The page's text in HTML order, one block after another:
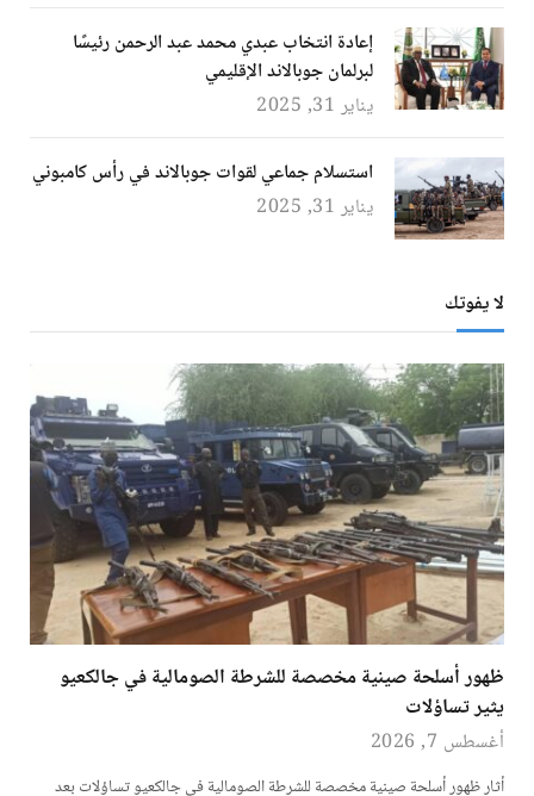
إعادة انتخاب عبدي محمد عبد الرحمن رئيسًا
لبرلمان جوبالاند الإقليمي
يناير 31, 2025
استسلام جماعي لقوات جوبالاند في رأس كامبوني
يناير 31, 2025
لا يفوتك
ظهور أسلحة صينية مخصصة للشرطة الصومالية في جالكعيو
يثير تساؤلات
أغسطس 7, 2026
أثار ظهور أسلحة صينية مخصصة للشرطة الصومالية في جالكعيو تساؤلات بعد